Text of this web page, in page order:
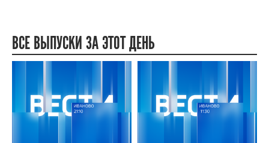
ВСЕ ВЫПУСКИ ЗА ЭТОТ ДЕНЬ